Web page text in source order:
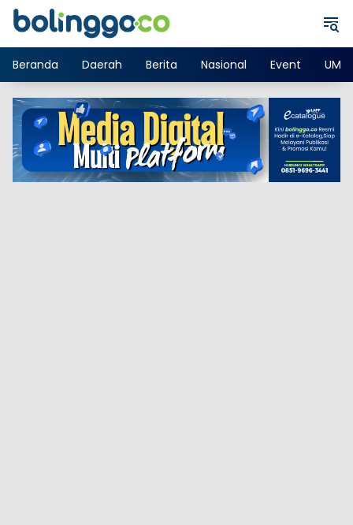
Langsung
Beranda
Daerah Berita Nasional Event